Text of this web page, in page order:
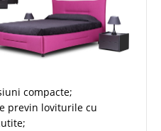
compacte;
previn loviturile cu